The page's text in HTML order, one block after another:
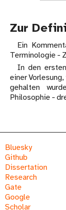
Zur
Ein
Terminologie -
In den
einer
gehalten
Philosophie -
Bluesky
Github
Dissertation
Research
Gate
Google
Scholar